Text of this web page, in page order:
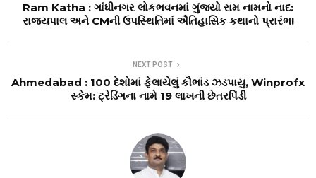
Ram Katha : ગાંધીનગર લોકભવનમાં ગુંજ્યો રામ નામનો નાદ:
રાજ્યપાલ અને CMની ઉપસ્થિતિમાં ઐતિહાસિક કથાનો પ્રારંભ!
NEXT POST
Ahmedabad : 100 દેશોમાં ફેલાયેલું કૌભાંડ ઝડપાયુ, Winprofx
સ્કેમ: ટ્રેડિંગના નામે 19 લાખની છેતરપિંડી